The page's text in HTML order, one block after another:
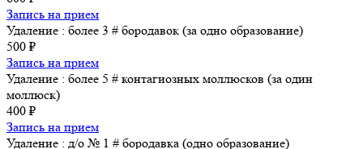
Запись на прием
Удаление : более 3 # бородавок (за одно образование)
500 ₽
Запись на прием
Удаление : более 5 # контагиозных моллюсков (за один
моллюск)
400 ₽
Запись на прием
Удаление : д/о № 1 # бородавка (одно образование)